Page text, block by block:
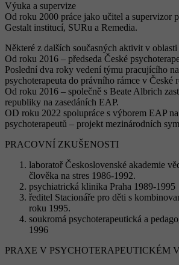
Výuka a supervize
Od roku 2000 práce jako učitel a supervizor
Gestalt institucí, SURu a Remedia.
Některé z dalších současných aktivit v oblasti
Od roku 2016 – předseda České
Poslední dva roky vedení týmu pracujícího
psychoterapeuta do právního rámce v České
Od roku 2016 – společně s Beate Albrich
republiky na zasedáních EAP.
OD roku 2022 spolupráce s výborem EAP
psychoterapeutů – projekt mezinárodních
PRACOVNÍ ZKUŠENOSTI
laboratoř Československé akademie
člověka na stres 1986-1992.
psychiatrická klinika Praha 1989-1995
ředitel Stacionáře pro děti s
roku 1995.
soukromá psychoterapeutická a
1996
PRAXE V PSYCHOTERAPEUTICKÉM